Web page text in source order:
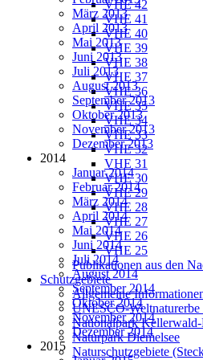
VHE 42
VHE 41
VHE 40
VHE 39
VHE 38
VHE 37
VHE 36
VHE 35
VHE 34
VHE 33
VHE 32
VHE 31
VHE 30
VHE 29
VHE 28
VHE 27
VHE 26
VHE 25
Publikationen aus den
Schutzgebiete
Allgemeine
UNESCO-
Nationalpark Kellerwald-
Naturpark Diemelsee
Naturschutzgebiete
März 2013
April 2013
Mai 2013
Juni 2013
Juli 2013
August 2013
September 2013
Oktober 2013
November 2013
Dezember 2013
2014
Januar 2014
Februar 2014
März 2014
April 2014
Mai 2014
Juni 2014
Juli 2014
August 2014
September 2014
Oktober 2014
November 2014
Dezember 2014
2015